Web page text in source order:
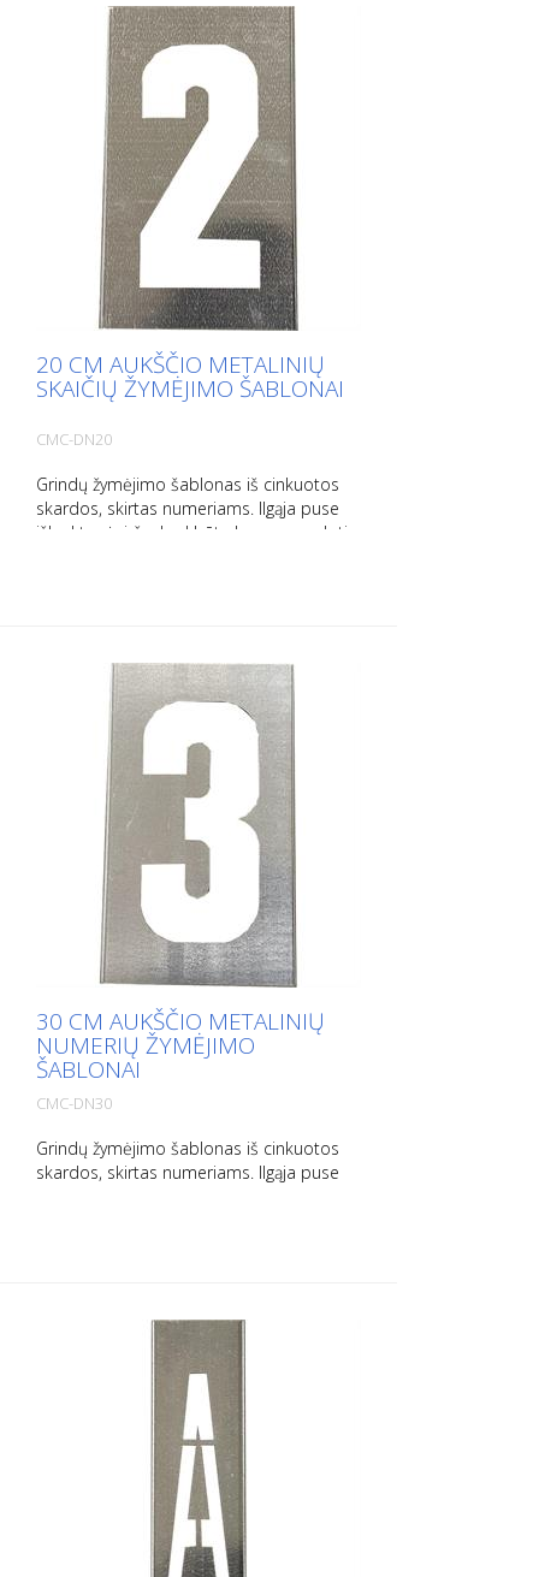
20 CM AUKŠČIO METALINIŲ
SKAIČIŲ ŽYMĖJIMO ŠABLONAI
CMC-DN20
Grindų žymėjimo šablonas iš cinkuotos
skardos, skirtas numeriams. Ilgąja puse
išlenktas į viršų, kad būtų lengva naudoti.
30 CM AUKŠČIO METALINIŲ
NUMERIŲ ŽYMĖJIMO
ŠABLONAI
CMC-DN30
Grindų žymėjimo šablonas iš cinkuotos
skardos, skirtas numeriams. Ilgąja puse